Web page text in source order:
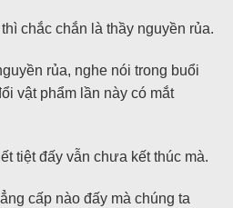
chắc chắn là thầy nguyền rủa.
rủa, nghe nói trong buổi
vật phẩm lần này có mắt
tiệt đấy vẫn chưa kết thúc mà.
cấp nào đấy mà chúng ta